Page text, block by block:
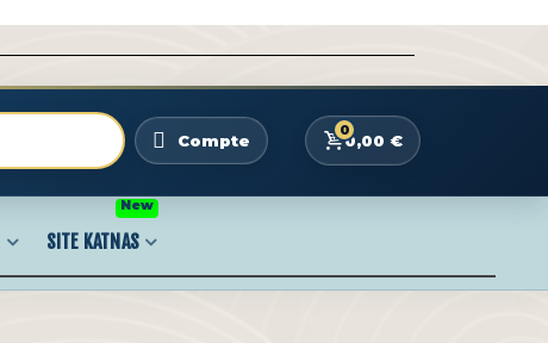
Compte
0
0,00 €
SITE KATNAS
New